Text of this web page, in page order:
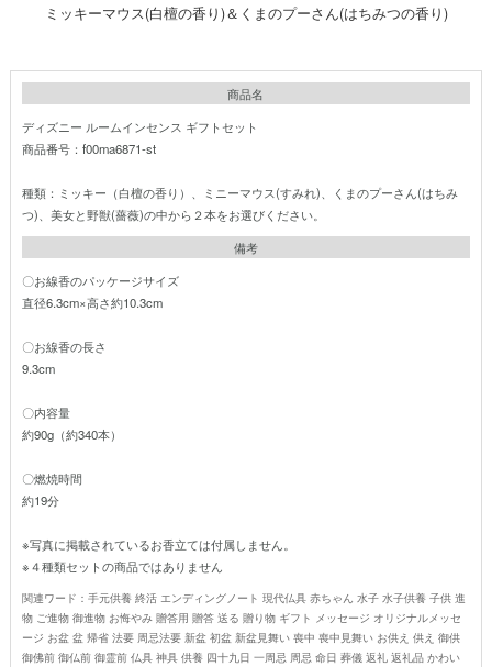
ミッキーマウス(白檀の香り)＆くまのプーさん(はちみつの香り)
商品名
ディズニー ルームインセンス ギフトセット
商品番号：f00ma6871-st
種類：ミッキー（白檀の香り）、ミニーマウス(すみれ)、くまのプーさん(はちみ
つ)、美女と野獣(薔薇)の中から２本をお選びください。
備考
〇お線香のパッケージサイズ
直径6.3cm×高さ約10.3cm
〇お線香の長さ
9.3cm
〇内容量
約90g（約340本）
〇燃焼時間
約19分
※写真に掲載されているお香立ては付属しません。
※４種類セットの商品ではありません
関連ワード：手元供養 終活 エンディングノート 現代仏具 赤ちゃん 水子 水子供養 子供 進
物 ご進物 御進物 お悔やみ 贈答用 贈答 送る 贈り物 ギフト メッセージ オリジナルメッセ
ージ お盆 盆 帰省 法要 周忌法要 新盆 初盆 新盆見舞い 喪中 喪中見舞い お供え 供え 御供
御佛前 御仏前 御霊前 仏具 神具 供養 四十九日 一周忌 周忌 命日 葬儀 返礼 返礼品 かわい